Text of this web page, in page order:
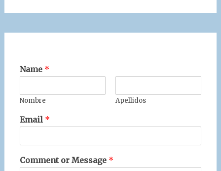
Name *
Nombre Apellidos
Email *
Comment or Message *